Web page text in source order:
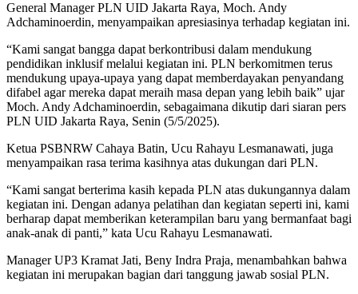
General Manager PLN UID Jakarta Raya, Moch. Andy
Adchaminoerdin, menyampaikan apresiasinya terhadap kegiatan ini.
“Kami sangat bangga dapat berkontribusi dalam mendukung
pendidikan inklusif melalui kegiatan ini. PLN berkomitmen terus
mendukung upaya-upaya yang dapat memberdayakan penyandang
difabel agar mereka dapat meraih masa depan yang lebih baik” ujar
Moch. Andy Adchaminoerdin, sebagaimana dikutip dari siaran pers
PLN UID Jakarta Raya, Senin (5/5/2025).
Ketua PSBNRW Cahaya Batin, Ucu Rahayu Lesmanawati, juga
menyampaikan rasa terima kasihnya atas dukungan dari PLN.
“Kami sangat berterima kasih kepada PLN atas dukungannya dalam
kegiatan ini. Dengan adanya pelatihan dan kegiatan seperti ini, kami
berharap dapat memberikan keterampilan baru yang bermanfaat bagi
anak-anak di panti,” kata Ucu Rahayu Lesmanawati.
Manager UP3 Kramat Jati, Beny Indra Praja, menambahkan bahwa
kegiatan ini merupakan bagian dari tanggung jawab sosial PLN.